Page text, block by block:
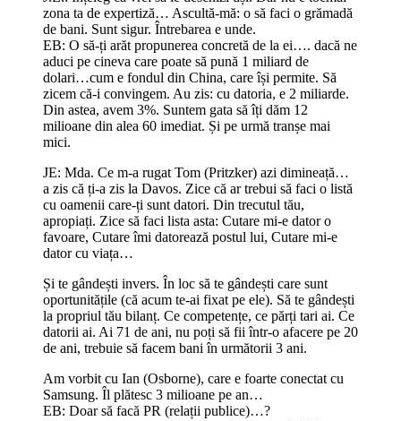
zona ta de expertiză… Ascultă-mă: o să faci o grămadă
de bani. Sunt sigur. Întrebarea e unde.
EB: O să-ți arăt propunerea concretă de la ei…. dacă ne
aduci pe cineva care poate să pună 1 miliard de
dolari…cum e fondul din China, care își permite. Să
zicem că-i convingem. Au zis: cu datoria, e 2 miliarde.
Din astea, avem 3%. Suntem gata să îți dăm 12
milioane din alea 60 imediat. Și pe urmă tranșe mai
mici.
JE: Mda. Ce m-a rugat Tom (Pritzker) azi dimineață…
a zis că ți-a zis la Davos. Zice că ar trebui să faci o listă
cu oamenii care-ți sunt datori. Din trecutul tău,
apropiați. Zice să faci lista asta: Cutare mi-e dator o
favoare, Cutare îmi datorează postul lui, Cutare mi-e
dator cu viața…
Și te gândești invers. În loc să te gândești care sunt
oportunitățile (că acum te-ai fixat pe ele). Să te gândești
la propriul tău bilanț. Ce competențe, ce părți tari ai. Ce
datorii ai. Ai 71 de ani, nu poți să fii într-o afacere pe 20
de ani, trebuie să facem bani în următorii 3 ani.
Am vorbit cu Ian (Osborne), care e foarte conectat cu
Samsung. Îl plătesc 3 milioane pe an…
EB: Doar să facă PR (relații publice)…?